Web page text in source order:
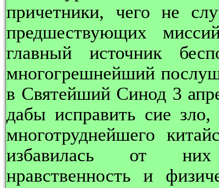
причетники, чего не
предшествующих
главный источник
многогрешнейший
в Святейший Синод 3
дабы исправить сие
многотруднейшего
избавилась от них
нравственность и